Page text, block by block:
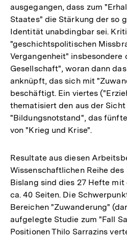
ausgegangen, dass zum
Staates" die Stärkung der so
Identität unabdingbar sei.
"geschichtspolitischen
Vergangenheit" insbesondere
Gesellschaft", woran dann
anknüpft, das sich mit
beschäftigt. Ein viertes
thematisiert den aus der
"Bildungsnotstand", das
von "Krieg und Krise".
Resultate aus diesen
Wissenschaftlichen Reihe
Bislang sind dies 27 Hefte mit
ca. 40 Seiten. Die
Bereichen "Zuwanderung"
aufgelegte Studie zum "Fall
Positionen Thilo Sarrazins